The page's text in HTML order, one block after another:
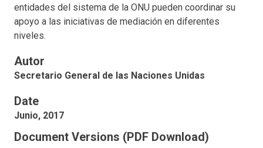
entidades del sistema de la ONU pueden coordinar su
apoyo a las iniciativas de mediación en diferentes
niveles.
Autor
Secretario General de las Naciones Unidas
Date
Junio, 2017
Document Versions (PDF Download)